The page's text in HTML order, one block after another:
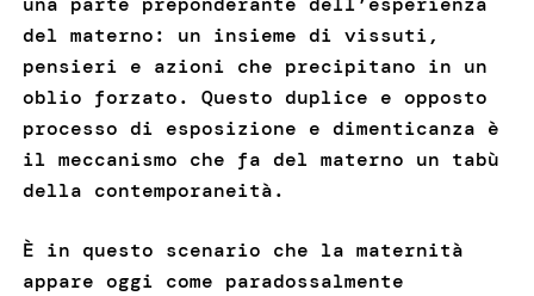
del materno: un insieme di vissuti,
pensieri e azioni che precipitano in un
oblio forzato. Questo duplice e opposto
processo di esposizione e dimenticanza è
il meccanismo che fa del materno un tabù
della contemporaneità.
È in questo scenario che la maternità
appare oggi come paradossalmente